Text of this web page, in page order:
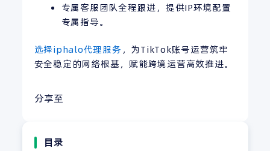
专属客服团队全程跟进，提供IP环境配置
专属指导。
选择iphalo代理服务 ，为TikTok账号运营筑牢
安全稳定的网络根基，赋能跨境运营高效推进。
分享至
目录